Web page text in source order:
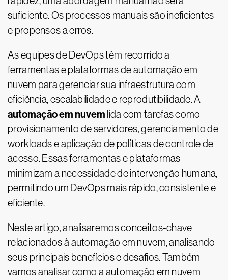
suficiente. Os processos manuais são ineficientes
e propensos a erros.
As equipes de DevOps têm recorrido a
ferramentas e plataformas de automação em
nuvem para gerenciar sua infraestrutura com
eficiência, escalabilidade e reprodutibilidade. A
automação em nuvem lida com tarefas como
provisionamento de servidores, gerenciamento de
workloads e aplicação de políticas de controle de
acesso. Essas ferramentas e plataformas
minimizam a necessidade de intervenção humana,
permitindo um DevOps mais rápido, consistente e
eficiente.
Neste artigo, analisaremos conceitos-chave
relacionados à automação em nuvem, analisando
seus principais benefícios e desafios. Também
vamos analisar como a automação em nuvem